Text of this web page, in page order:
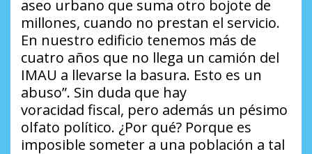
aseo urbano que suma otro bojote de
millones, cuando no prestan el servicio.
En nuestro edificio tenemos más de
cuatro años que no llega un camión del
IMAU a llevarse la basura. Esto es un
abuso”. Sin duda que hay
voracidad fiscal, pero además un pésimo
olfato político. ¿Por qué? Porque es
imposible someter a una población a tal